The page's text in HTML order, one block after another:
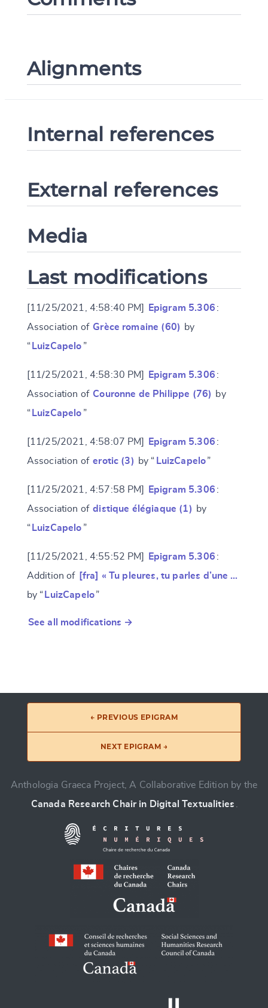
Alignments
Internal references
External references
Media
Last modifications
[11/25/2021, 4:58:40 PM] Epigram 5.306 :
Association of Grèce romaine (60)
by
“ LuizCapelo ”
[11/25/2021, 4:58:30 PM] Epigram 5.306 :
Association of Couronne de Philippe (76)
by
“ LuizCapelo ”
[11/25/2021, 4:58:07 PM] Epigram 5.306 :
Association of erotic (3) by “ LuizCapelo”
[11/25/2021, 4:57:58 PM] Epigram 5.306 :
Association of distique élégiaque (1)
by
“ LuizCapelo ”
[11/25/2021, 4:55:52 PM] Epigram 5.306 :
Addition of [fra] « Tu pleures, tu parles d’une …
by “ LuizCapelo”
See all modifications →
← PREVIOUS EPIGRAM
NEXT EPIGRAM →
Anthologia Graeca Project, A Collaborative Edition by the
Canada Research Chair in Digital Textualities